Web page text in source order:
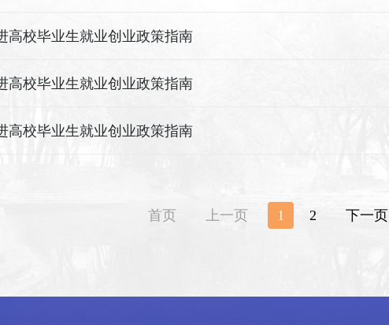
高校毕业生就业创业政策指南
高校毕业生就业创业政策指南
高校毕业生就业创业政策指南
首页 上一页 1 2 下一页